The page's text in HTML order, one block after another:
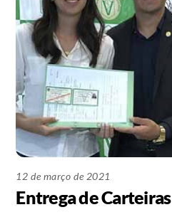
12 de março de 2021
Entrega de Carteiras